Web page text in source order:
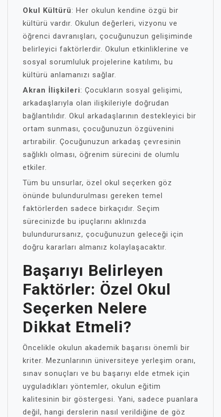
Okul Kültürü: Her okulun kendine özgü bir
kültürü vardır. Okulun değerleri, vizyonu ve
öğrenci davranışları, çocuğunuzun gelişiminde
belirleyici faktörlerdir. Okulun etkinliklerine ve
sosyal sorumluluk projelerine katılımı, bu
kültürü anlamanızı sağlar.
Akran İlişkileri: Çocukların sosyal gelişimi,
arkadaşlarıyla olan ilişkileriyle doğrudan
bağlantılıdır. Okul arkadaşlarının destekleyici bir
ortam sunması, çocuğunuzun özgüvenini
artırabilir. Çocuğunuzun arkadaş çevresinin
sağlıklı olması, öğrenim sürecini de olumlu
etkiler.
Tüm bu unsurlar, özel okul seçerken göz
önünde bulundurulması gereken temel
faktörlerden sadece birkaçıdır. Seçim
sürecinizde bu ipuçlarını aklınızda
bulundurursanız, çocuğunuzun geleceği için
doğru kararları almanız kolaylaşacaktır.
Başarıyı Belirleyen
Faktörler: Özel Okul
Seçerken Nelere
Dikkat Etmeli?
Öncelikle okulun akademik başarısı önemli bir
kriter. Mezunlarının üniversiteye yerleşim oranı,
sınav sonuçları ve bu başarıyı elde etmek için
uyguladıkları yöntemler, okulun eğitim
kalitesinin bir göstergesi. Yani, sadece puanlara
değil, hangi derslerin nasıl verildiğine de göz